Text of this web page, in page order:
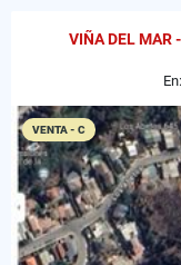
VIÑA DEL MAR
VENTA - C